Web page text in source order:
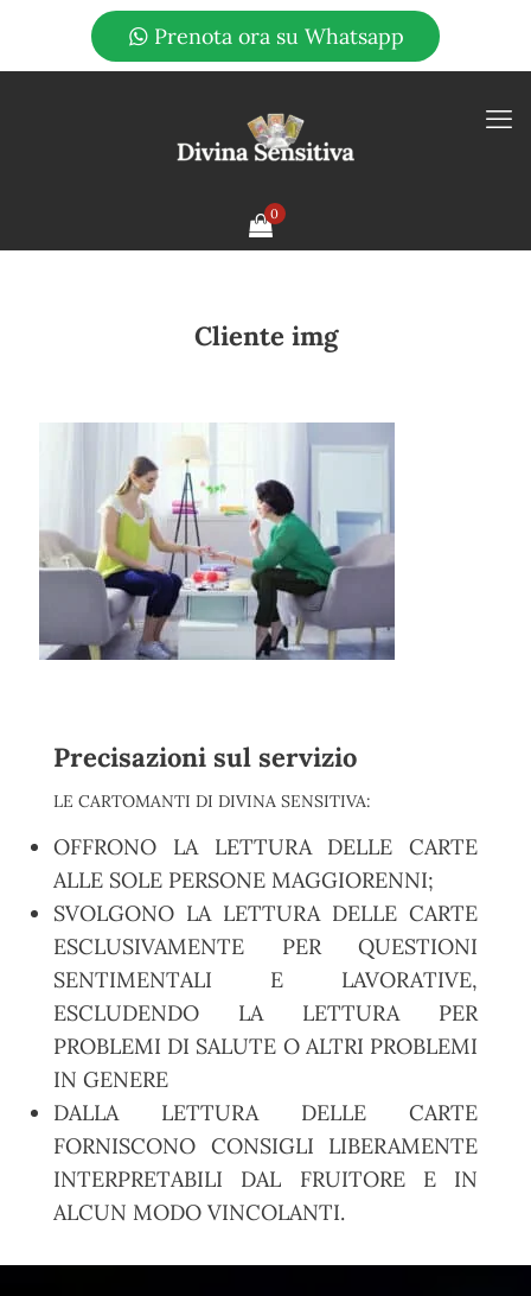
Prenota ora su Whatsapp
0
Cliente img
Precisazioni sul servizio
LE CARTOMANTI DI DIVINA SENSITIVA:
OFFRONO LA LETTURA DELLE CARTE
ALLE SOLE PERSONE MAGGIORENNI;
SVOLGONO LA LETTURA DELLE CARTE
ESCLUSIVAMENTE PER QUESTIONI
SENTIMENTALI E LAVORATIVE,
ESCLUDENDO LA LETTURA PER
PROBLEMI DI SALUTE O ALTRI PROBLEMI
IN GENERE
DALLA LETTURA DELLE CARTE
FORNISCONO CONSIGLI LIBERAMENTE
INTERPRETABILI DAL FRUITORE E IN
ALCUN MODO VINCOLANTI.